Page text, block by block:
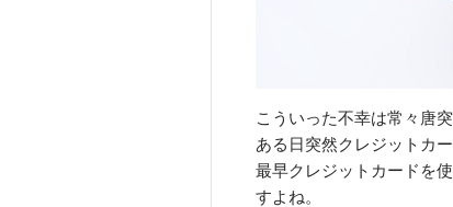
こういった不幸は常々唐
ある日突然クレジットカ
最早クレジットカードを
すよね。